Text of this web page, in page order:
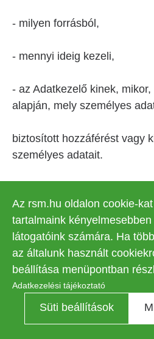
- milyen forrásból,
- mennyi ideig kezeli,
- az Adatkezelő kinek,
alapján, mely személyes
biztosított hozzáférést vagy
személyes adatait.
napon belül, a munkavállaló
elérhetőségre küldött
5.2. A
Az érintett az 1. pontban
elérhetőségeken keresztül,
kérheti, hogy az Adatkezelő
Az rsm.hu oldalon cookie-
tartalmaink
látogatóink számára. Ha
az általunk használt
beállítása menüpontban
Adatkezelési tájékoztató
Süti beállítások